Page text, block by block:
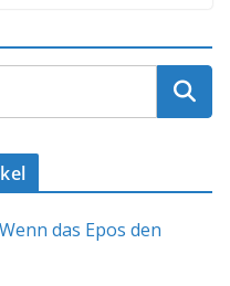
das Epos den